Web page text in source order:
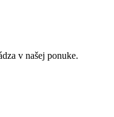
v našej ponuke.